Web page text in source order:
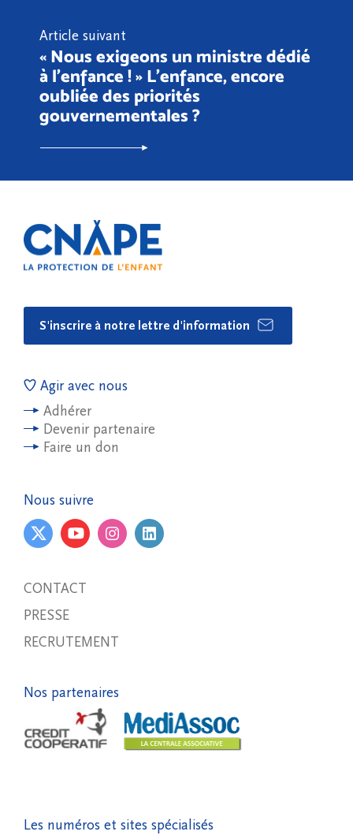
Article suivant
« Nous exigeons un ministre dédié
à l’enfance ! » L’enfance, encore
oubliée des priorités
gouvernementales ?
S'inscrire à notre lettre d'information
Agir avec nous
Adhérer
Devenir partenaire
Faire un don
Nous suivre
CONTACT
PRESSE
RECRUTEMENT
Nos partenaires
Les numéros et sites spécialisés